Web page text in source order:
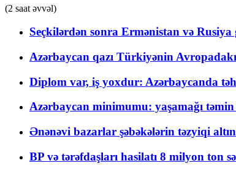
(2 saat əvvəl)
Seçkilərdən sonra Ermənistan və
Azərbaycan qazı Türkiyənin
Diplom var, iş yoxdur: Azərbaycanda
Azərbaycan minimumu: yaşamağı
Ənənəvi bazarlar şəbəkələrin təzyiqi
BP və tərəfdaşları hasilatı 8 milyon ton